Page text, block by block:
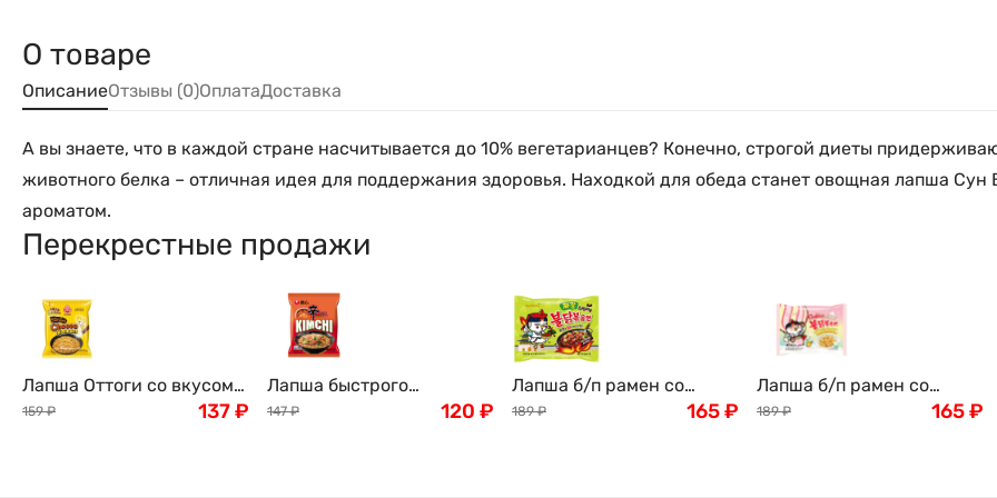
О товаре
ОписаниеОтзывы (0)ОплатаДоставка
А вы знаете, что в каждой стране насчитывается до 10% вегетарианцев? Конечно, строгой диеты
животного белка – отличная идея для поддержания здоровья. Находкой для обеда станет овощная лапша
ароматом.
Перекрестные продажи
Лапша Оттоги со вкусом
сыра, обжаренная во
159 ₽ 137₽
Лапша быстрого
приготовления Нонгшим
147 ₽ 120 ₽
Лапша б/п рамен со
вкусом острой курицы
189 ₽ 165₽
Лапша б/п рамен со
вкусом острой курицы
189 ₽ 165₽